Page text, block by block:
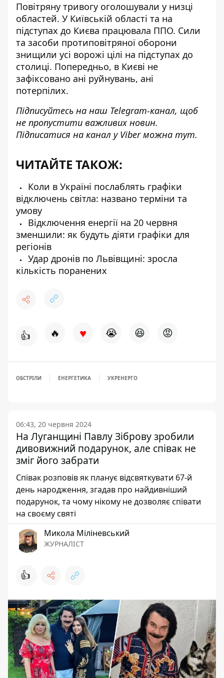
Повітряну тривогу оголошували у низці
областей. У Київській області та на
підступах до Києва працювала ППО. Сили
та засоби протиповітряної оборони
знищили усі ворожі цілі на підступах до
столиці. Попередньо, в Києві не
зафіксовано ані руйнувань, ані
потерпілих.
Підписуйтесь на наш Telegram-канал, щоб
не пропустити важливих новин.
Підписатися на канал у Viber можна тут.
ЧИТАЙТЕ ТАКОЖ:
Коли в Україні послаблять графіки
відключень світла: названо терміни та
умову
Відключення енергії на 20 червня
зменшили: як будуть діяти графіки для
регіонів
Удар дронів по Львівщині: зросла
кількість поранених
👍 🔥 ♥ 😭 😆 😡
ОБСТРІЛИ ЕНЕРГЕТИКА УКРЕНЕРГО
06:43, 20 червня 2024
На Луганщині Павлу Зіброву зробили
дивовижний подарунок, але співак не
зміг його забрати
Співак розповів як планує відсвяткувати 67-й
день народження, згадав про найдивніший
подарунок, та чому нікому не дозволяє співати
на своєму святі
Микола Міліневський
ЖУРНАЛІСТ
👍